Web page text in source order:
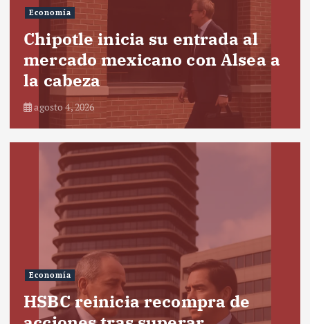
Economía
Chipotle inicia su entrada al
mercado mexicano con Alsea a
la cabeza
agosto 4, 2026
Economía
HSBC reinicia recompra de